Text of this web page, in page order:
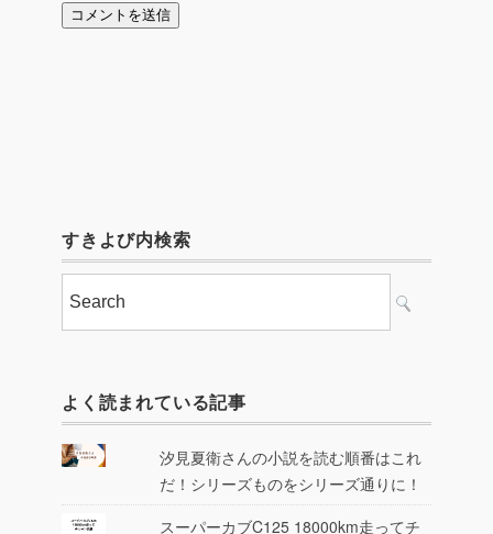
すきよび内検索
よく読まれている記事
汐見夏衛さんの小説を読む順番はこれ
だ！シリーズものをシリーズ通りに！
スーパーカブC125 18000km走ってチ